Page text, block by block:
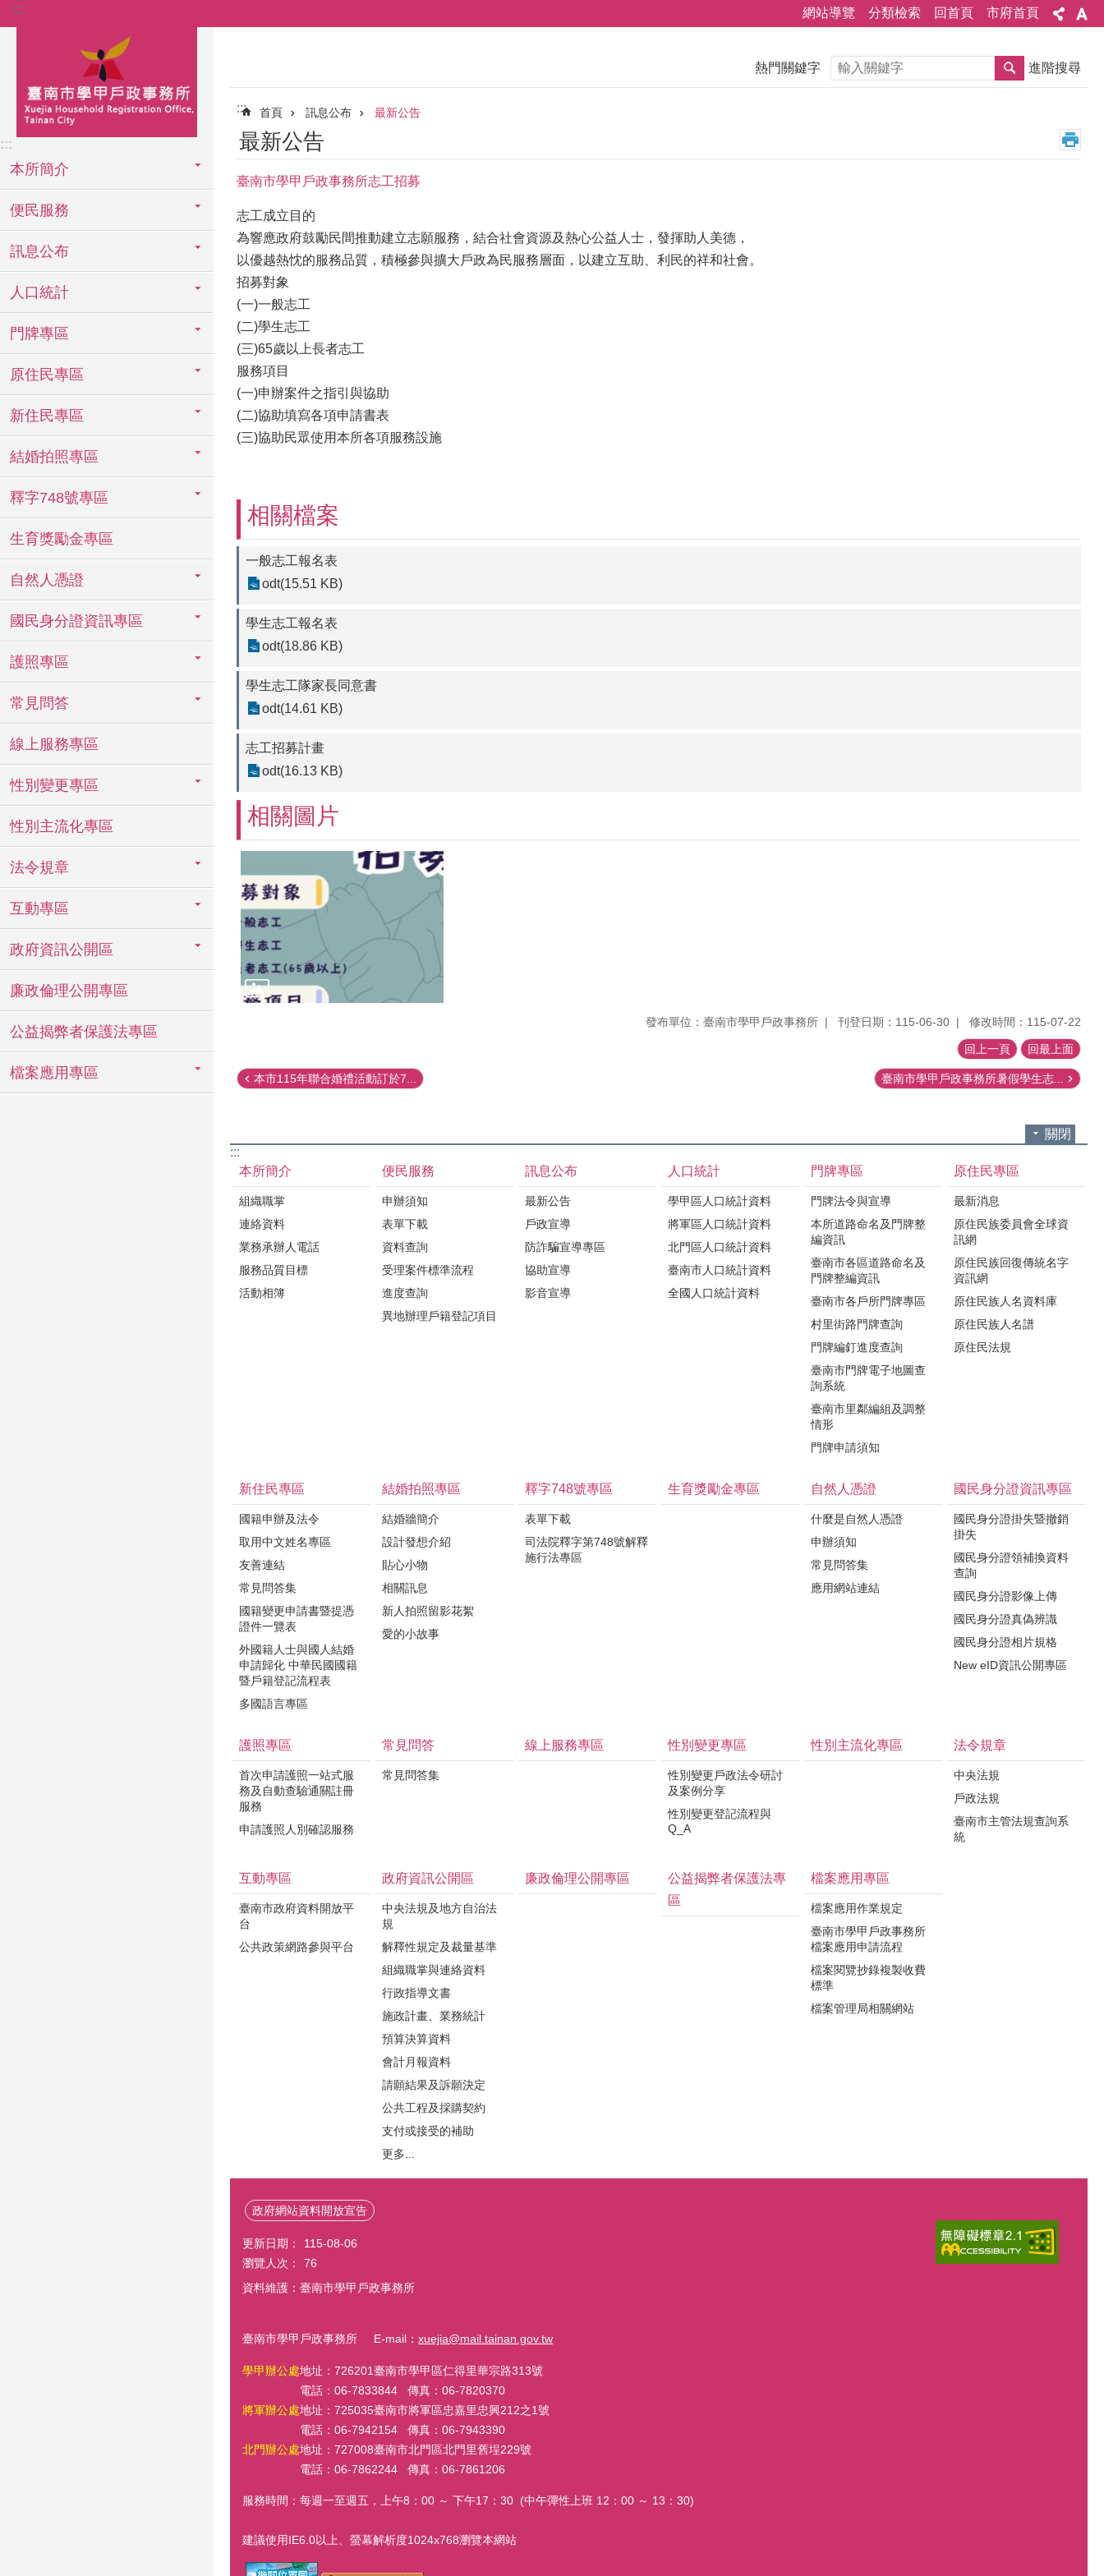
跳到主要內容區塊
::: 網站導覽 分類檢索 回首頁 市府首頁
:::
本所簡介
便民服務
訊息公布
人口統計
門牌專區
原住民專區
新住民專區
結婚拍照專區
釋字748號專區
生育獎勵金專區
自然人憑證
國民身分證資訊專區
護照專區
常見問答
線上服務專區
性別變更專區
性別主流化專區
法令規章
互動專區
政府資訊公開區
廉政倫理公開專區
公益揭弊者保護法專區
檔案應用專區
熱門關鍵字 搜尋 進階搜尋
::: 首頁 訊息公布 最新公告
最新公告
臺南市學甲戶政事務所志工招募
志工成立目的
為響應政府鼓勵民間推動建立志願服務，結合社會資源及熱心公益人士，發揮助人美德，
以優越熱忱的服務品質，積極參與擴大戶政為民服務層面，以建立互助、利民的祥和社會。
招募對象
(一)一般志工
(二)學生志工
(三)65歲以上長者志工
服務項目
(一)申辦案件之指引與協助
(二)協助填寫各項申請書表
(三)協助民眾使用本所各項服務設施
相關檔案
一般志工報名表
odt(15.51 KB)
學生志工報名表
odt(18.86 KB)
學生志工隊家長同意書
odt(14.61 KB)
志工招募計畫
odt(16.13 KB)
相關圖片
發布單位：臺南市學甲戶政事務所 刊登日期：115-06-30 修改時間：115-07-22
回上一頁 回最上面
本市115年聯合婚禮活動訂於7... 臺南市學甲戶政事務所暑假學生志...
關閉
:::
本所簡介
組織職掌
連絡資料
業務承辦人電話
服務品質目標
活動相簿
便民服務
申辦須知
表單下載
資料查詢
受理案件標準流程
進度查詢
異地辦理戶籍登記項目
訊息公布
最新公告
戶政宣導
防詐騙宣導專區
協助宣導
影音宣導
人口統計
學甲區人口統計資料
將軍區人口統計資料
北門區人口統計資料
臺南市人口統計資料
全國人口統計資料
門牌專區
門牌法令與宣導
本所道路命名及門牌整
編資訊
臺南市各區道路命名及
門牌整編資訊
臺南市各戶所門牌專區
村里街路門牌查詢
門牌編釘進度查詢
臺南市門牌電子地圖查
詢系統
臺南市里鄰編組及調整
情形
門牌申請須知
原住民專區
最新消息
原住民族委員會全球資
訊網
原住民族回復傳統名字
資訊網
原住民族人名資料庫
原住民族人名譜
原住民法規
新住民專區
國籍申辦及法令
取用中文姓名專區
友善連結
常見問答集
國籍變更申請書暨提憑
證件一覽表
外國籍人士與國人結婚
申請歸化 中華民國國籍
暨戶籍登記流程表
多國語言專區
結婚拍照專區
結婚牆簡介
設計發想介紹
貼心小物
相關訊息
新人拍照留影花絮
愛的小故事
釋字748號專區
表單下載
司法院釋字第748號解釋
施行法專區
生育獎勵金專區 自然人憑證
什麼是自然人憑證
申辦須知
常見問答集
應用網站連結
國民身分證資訊專區
國民身分證掛失暨撤銷
掛失
國民身分證領補換資料
查詢
國民身分證影像上傳
國民身分證真偽辨識
國民身分證相片規格
New eID資訊公開專區
護照專區
首次申請護照一站式服
務及自動查驗通關註冊
服務
申請護照人別確認服務
常見問答
常見問答集
線上服務專區 性別變更專區
性別變更戶政法令研討
及案例分享
性別變更登記流程與
Q_A
性別主流化專區 法令規章
中央法規
戶政法規
臺南市主管法規查詢系
統
互動專區
臺南市政府資料開放平
台
公共政策網路參與平台
政府資訊公開區
中央法規及地方自治法
規
解釋性規定及裁量基準
組織職掌與連絡資料
行政指導文書
施政計畫、業務統計
預算決算資料
會計月報資料
請願結果及訴願決定
公共工程及採購契約
支付或接受的補助
更多...
廉政倫理公開專區
公益揭弊者保護法專
區
檔案應用專區
檔案應用作業規定
臺南市學甲戶政事務所
檔案應用申請流程
檔案閱覽抄錄複製收費
標準
檔案管理局相關網站
政府網站資料開放宣告
更新日期：
115-08-06
瀏覽人次：
76
資料維護：臺南市學甲戶政事務所
臺南市學甲戶政事務所 E-mail： xuejia@mail.tainan.gov.tw
學甲辦公處地址：726201臺南市學甲區仁得里華宗路313號
電話：06-7833844 傳真：06-7820370
將軍辦公處地址：725035臺南市將軍區忠嘉里忠興212之1號
電話：06-7942154 傳真：06-7943390
北門辦公處地址：727008臺南市北門區北門里舊埕229號
電話：06-7862244 傳真：06-7861206
服務時間：每週一至週五，上午8：00 ～ 下午17：30 (中午彈性上班 12：00 ～ 13：30)
建議使用IE6.0以上、螢幕解析度1024x768瀏覽本網站